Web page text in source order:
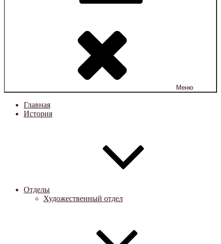
Меню
Главная
История
Отделы
Художественный отдел